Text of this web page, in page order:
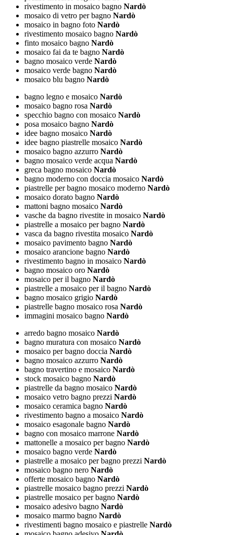
rivestimento in mosaico bagno Nardò
mosaico di vetro per bagno Nardò
mosaico in bagno foto Nardò
rivestimento mosaico bagno Nardò
finto mosaico bagno Nardò
mosaico fai da te bagno Nardò
bagno mosaico verde Nardò
mosaico verde bagno Nardò
mosaico blu bagno Nardò
bagno legno e mosaico Nardò
mosaico bagno rosa Nardò
specchio bagno con mosaico Nardò
posa mosaico bagno Nardò
idee bagno mosaico Nardò
idee bagno piastrelle mosaico Nardò
mosaico bagno azzurro Nardò
bagno mosaico verde acqua Nardò
greca bagno mosaico Nardò
bagno moderno con doccia mosaico Nardò
piastrelle per bagno mosaico moderno Nardò
mosaico dorato bagno Nardò
mattoni bagno mosaico Nardò
vasche da bagno rivestite in mosaico Nardò
piastrelle a mosaico per bagno Nardò
vasca da bagno rivestita mosaico Nardò
mosaico pavimento bagno Nardò
mosaico arancione bagno Nardò
rivestimento bagno in mosaico Nardò
bagno mosaico oro Nardò
mosaico per il bagno Nardò
piastrelle a mosaico per il bagno Nardò
bagno mosaico grigio Nardò
piastrelle bagno mosaico rosa Nardò
immagini mosaico bagno Nardò
arredo bagno mosaico Nardò
bagno muratura con mosaico Nardò
mosaico per bagno doccia Nardò
bagno mosaico azzurro Nardò
bagno travertino e mosaico Nardò
stock mosaico bagno Nardò
piastrelle da bagno mosaico Nardò
mosaico vetro bagno prezzi Nardò
mosaico ceramica bagno Nardò
rivestimento bagno a mosaico Nardò
mosaico esagonale bagno Nardò
bagno con mosaico marrone Nardò
mattonelle a mosaico per bagno Nardò
mosaico bagno verde Nardò
piastrelle a mosaico per bagno prezzi Nardò
mosaico bagno nero Nardò
offerte mosaico bagno Nardò
piastrelle mosaico bagno prezzi Nardò
piastrelle mosaico per bagno Nardò
mosaico adesivo bagno Nardò
mosaico marmo bagno Nardò
rivestimenti bagno mosaico e piastrelle Nardò